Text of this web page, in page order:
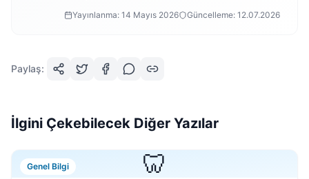
Yayınlanma: 14 Mayıs 2026 Güncelleme: 12.07.2026
Paylaş:
İlgini Çekebilecek Diğer Yazılar
🦷
Genel Bilgi